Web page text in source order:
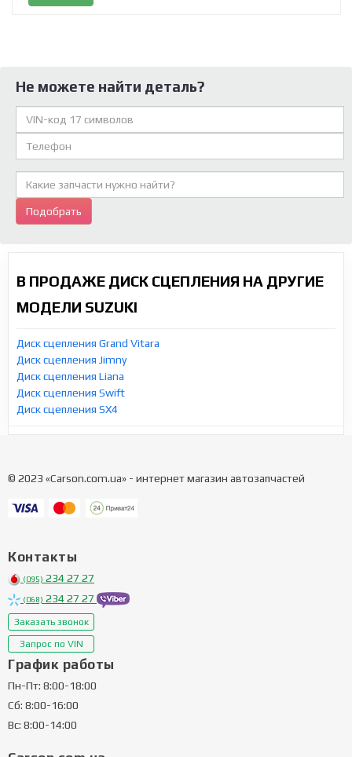
Не можете найти деталь?
Подобрать
В ПРОДАЖЕ ДИСК СЦЕПЛЕНИЯ НА ДРУГИЕ
МОДЕЛИ SUZUKI
Диск сцепления Grand Vitara
Диск сцепления Jimny
Диск сцепления Liana
Диск сцепления Swift
Диск сцепления SX4
© 2023 «Carson.com.ua» - интернет магазин автозапчастей
Контакты
(095) 234 27 27
(068) 234 27 27
Заказать звонок
Запрос по VIN
График работы
Пн-Пт: 8:00-18:00
Сб: 8:00-16:00
Вс: 8:00-14:00